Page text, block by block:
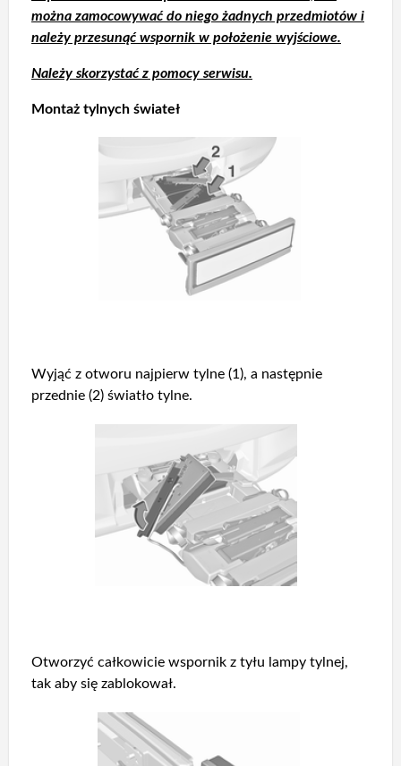
można zamocowywać do niego żadnych przedmiotów i
należy przesunąć wspornik w położenie wyjściowe.
Należy skorzystać z pomocy serwisu.
Montaż tylnych świateł
Wyjąć z otworu najpierw tylne (1), a następnie
przednie (2) światło tylne.
Otworzyć całkowicie wspornik z tyłu lampy tylnej,
tak aby się zablokował.